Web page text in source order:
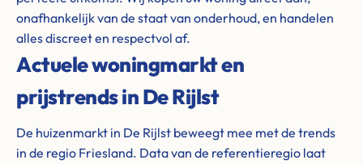
onafhankelijk van de staat van onderhoud, en handelen
alles discreet en respectvol af.
Actuele woningmarkt en
prijstrends in De Rijlst
De huizenmarkt in De Rijlst beweegt mee met de trends
in de regio Friesland. Data van de referentieregio laat